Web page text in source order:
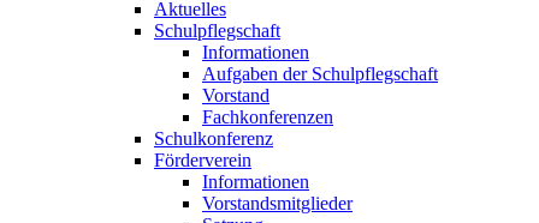
Aktuelles
Schulpflegschaft
Informationen
Aufgaben der Schulpflegschaft
Vorstand
Fachkonferenzen
Schulkonferenz
Förderverein
Informationen
Vorstandsmitglieder